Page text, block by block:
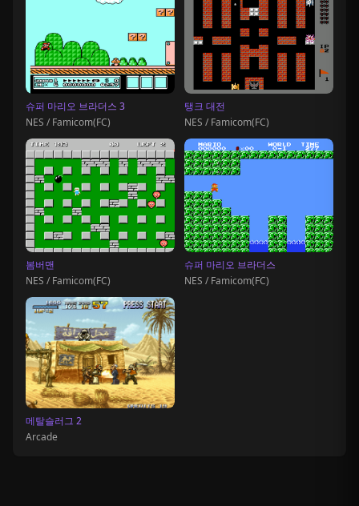
슈퍼 마리오 브라더스 3
NES / Famicom(FC)
탱크 대전
NES / Famicom(FC)
봄버맨
NES / Famicom(FC)
슈퍼 마리오 브라더스
NES / Famicom(FC)
메탈슬러그 2
Arcade